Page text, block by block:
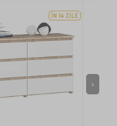
ÎN 14 ZILE
>